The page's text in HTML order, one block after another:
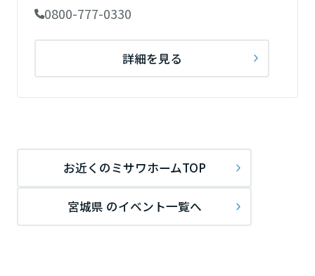
0800-777-0330
詳細を見る
お近くのミサワホームTOP
宮城県 のイベント一覧へ
兵庫県
奈良県
和歌山県